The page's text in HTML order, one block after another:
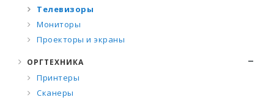
Телевизоры
Мониторы
Проекторы и экраны
ОРГТЕХНИКА
Принтеры
Сканеры